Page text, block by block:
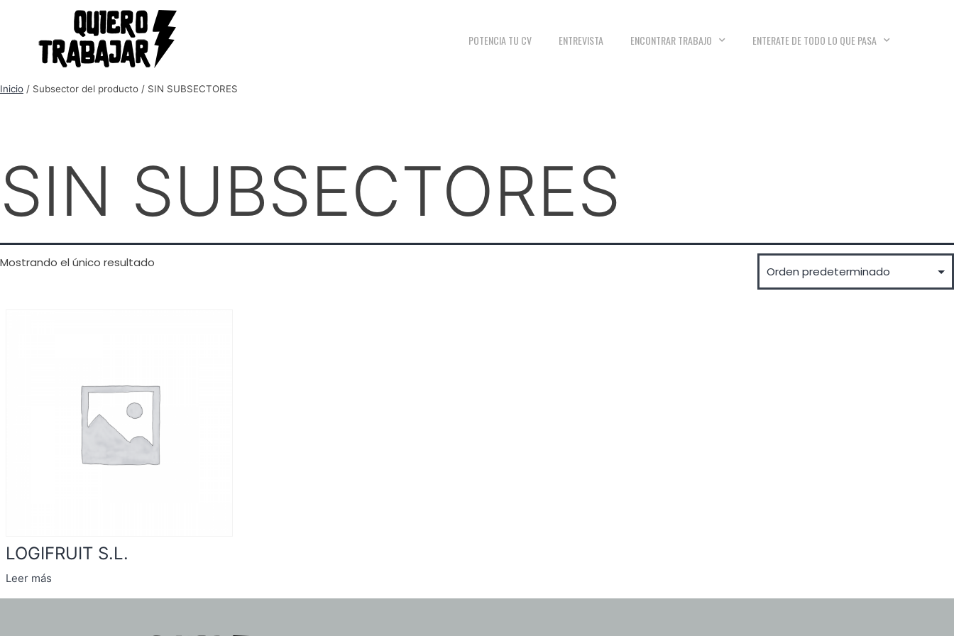
POTENCIA TU CV ENTREVISTA ENCONTRAR TRABAJO ENTERATE DE TODO LO QUE PASA
Inicio / Subsector del producto / SIN SUBSECTORES
SIN SUBSECTORES
Mostrando el único resultado
LOGIFRUIT S.L.
Leer más